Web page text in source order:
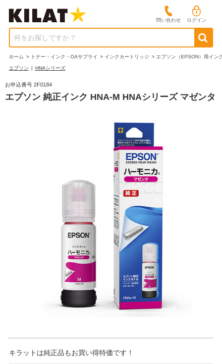
問い合わせ ログイン
何をお探しですか？
ホーム > トナー・インク・OAサプライ > インクカートリッジ > エプソン（EPSON）用イン
エプソン | HNAシリーズ
お申込番号 2F0184
エプソン 純正インク HNA-M HNAシリーズ マゼンタ
キラットは純正品もお買い得特価です！